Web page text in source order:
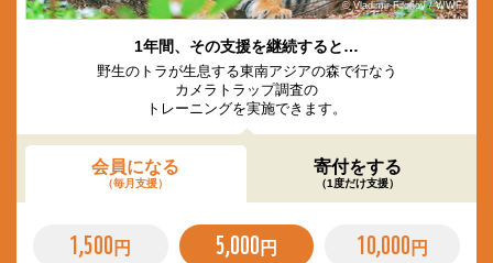
© Vladimir Filonov / WWF
1年間、その支援を継続すると…
野生のトラが生息する東南アジアの森で行なう
カメラトラップ調査の
トレーニングを実施できます。
会員になる
（毎月支援）
寄付をする
（1度だけ支援）
1,500 円 5,000 円 10,000 円